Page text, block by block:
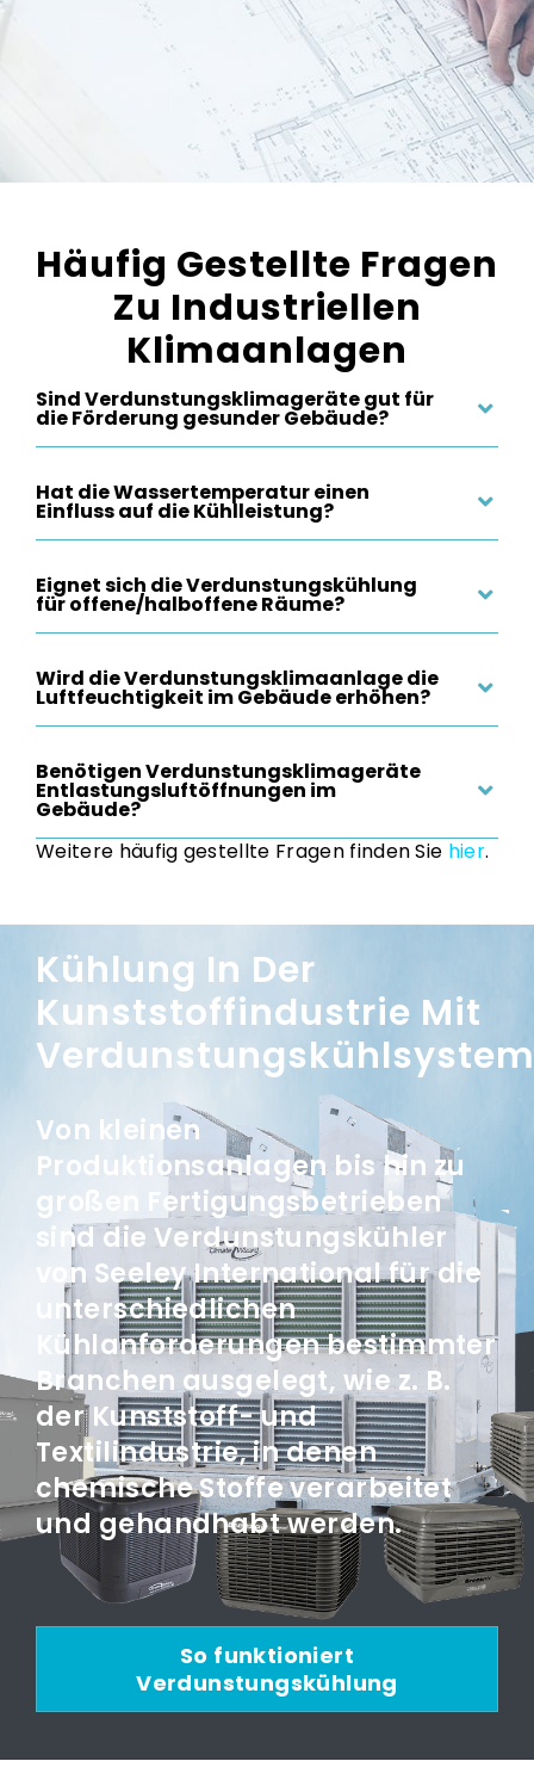
Häufig Gestellte Fragen
Zu Industriellen
Klimaanlagen
Sind Verdunstungsklimageräte gut für
die Förderung gesunder Gebäude?
Hat die Wassertemperatur einen
Einfluss auf die Kühlleistung?
Eignet sich die Verdunstungskühlung
für offene/halboffene Räume?
Wird die Verdunstungsklimaanlage die
Luftfeuchtigkeit im Gebäude erhöhen?
Benötigen Verdunstungsklimageräte
Entlastungsluftöffnungen im
Gebäude?
Weitere häufig gestellte Fragen finden Sie hier.
Kühlung In Der
Kunststoffindustrie Mit
Verdunstungskühlsystem
Von kleinen
Produktionsanlagen bis hin zu
großen Fertigungsbetrieben
sind die Verdunstungskühler
von Seeley International für die
unterschiedlichen
Kühlanforderungen bestimmter
Branchen ausgelegt, wie z. B.
der Kunststoff- und
Textilindustrie, in denen
chemische Stoffe verarbeitet
und gehandhabt werden.
So funktioniert
Verdunstungskühlung